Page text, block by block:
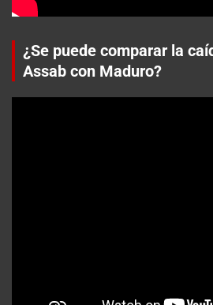
¿Se puede comparar la
Assab con Maduro?